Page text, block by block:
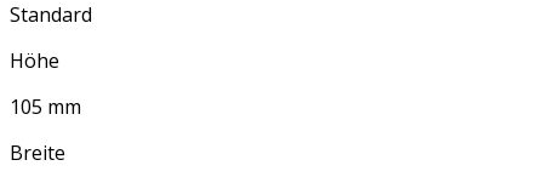
Standard
Höhe
105 mm
Breite